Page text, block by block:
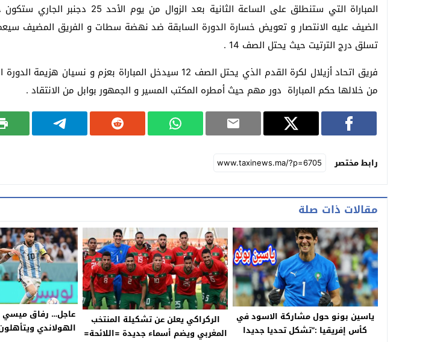
المباراة التي ستنطلق على الساعة الثانية بعد الزوال من
الضيف عليه الانتصار و تعويض خسارة الدورة السابقة ضد نهضة سطات و الفريق المضيف
تسلق درج الترتيت حيث يحتل الصف 14 .
فريق اتحاد أزيلال لكرة القدم الذي يحتل الصف 12 سيدخل المباراة بعزم و
من خلالها حكم المباراة دور مهم حيث أمطره المكتب المسير و الجمهور بوابل من الانتقاد .
رابط مختصر
مقالات ذات صلة
ياسين بونو حول مشاركة الاسود في
كأس إفريقيا :”تشكل تحديا جديدا
الركراكي يعلن عن تشكيلة المنتخب
المغربي ويضم أسماء جديدة =اللائحة=
عاجل… رفاق ميسي
الهولاندي